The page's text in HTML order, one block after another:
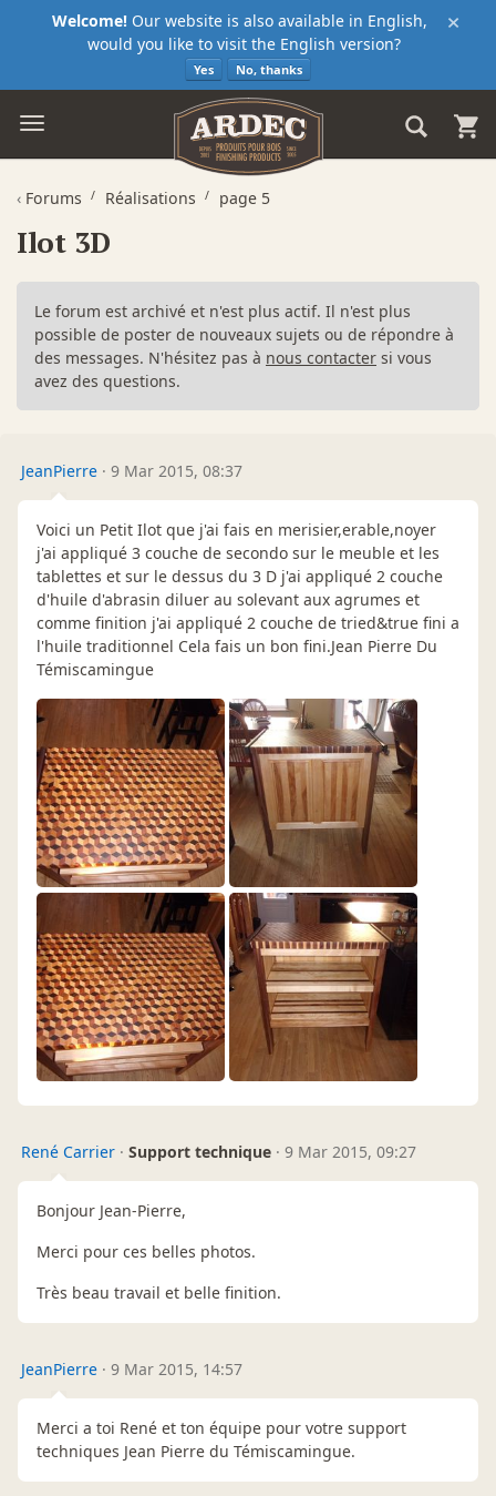
×
Welcome! Our website is also available in English,
would you like to visit the English version?
Yes No, thanks
‹ Forums Réalisations page 5
Ilot 3D
Le forum est archivé et n'est plus actif. Il n'est plus
possible de poster de nouveaux sujets ou de répondre à
des messages. N'hésitez pas à nous contacter si vous
avez des questions.
JeanPierre · 9 Mar 2015, 08:37
Voici un Petit Ilot que j'ai fais en merisier,erable,noyer
j'ai appliqué 3 couche de secondo sur le meuble et les
tablettes et sur le dessus du 3 D j'ai appliqué 2 couche
d'huile d'abrasin diluer au solevant aux agrumes et
comme finition j'ai appliqué 2 couche de tried&true fini a
l'huile traditionnel Cela fais un bon fini.Jean Pierre Du
Témiscamingue
René Carrier · Support technique · 9 Mar 2015, 09:27
Bonjour Jean-Pierre,
Merci pour ces belles photos.
Très beau travail et belle finition.
JeanPierre · 9 Mar 2015, 14:57
Merci a toi René et ton équipe pour votre support
techniques Jean Pierre du Témiscamingue.